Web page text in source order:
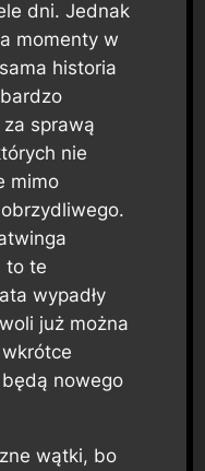
dni. Jednak
momenty w
historia
za sprawą
nie
mimo
to te
wypadły
już można
nowego
wątki, bo